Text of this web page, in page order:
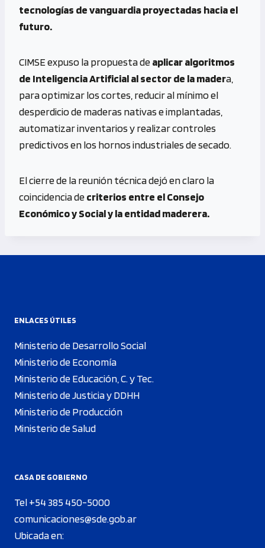
tecnologías de vanguardia proyectadas hacia el
futuro.
CIMSE expuso la propuesta deaplicar algoritmos
de Inteligencia Artificial al sector de la madera,
para optimizar los cortes, reducir al mínimo el
desperdicio de maderas nativas e implantadas,
automatizar inventarios y realizar controles
predictivos en los hornos industriales de secado.
El cierre de la reunión técnica dejó en claro la
coincidencia decriterios entre el Consejo
Económico y Social y la entidad maderera.
ENLACES ÚTILES
Ministerio de Desarrollo Social
Ministerio de Economía
Ministerio de Educación, C. y Tec.
Ministerio de Justicia y DDHH
Ministerio de Producción
Ministerio de Salud
CASA DE GOBIERNO
Tel +54 385 450-5000
comunicaciones@sde.gob.ar
Ubicada en: